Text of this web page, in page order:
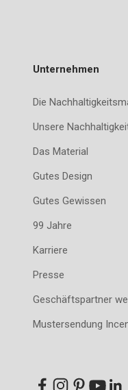
Unternehmen
Die
Unsere
Das Material
Gutes Design
Gutes Gewissen
99 Jahre
Karriere
Presse
Geschäftspartner
Mustersendung